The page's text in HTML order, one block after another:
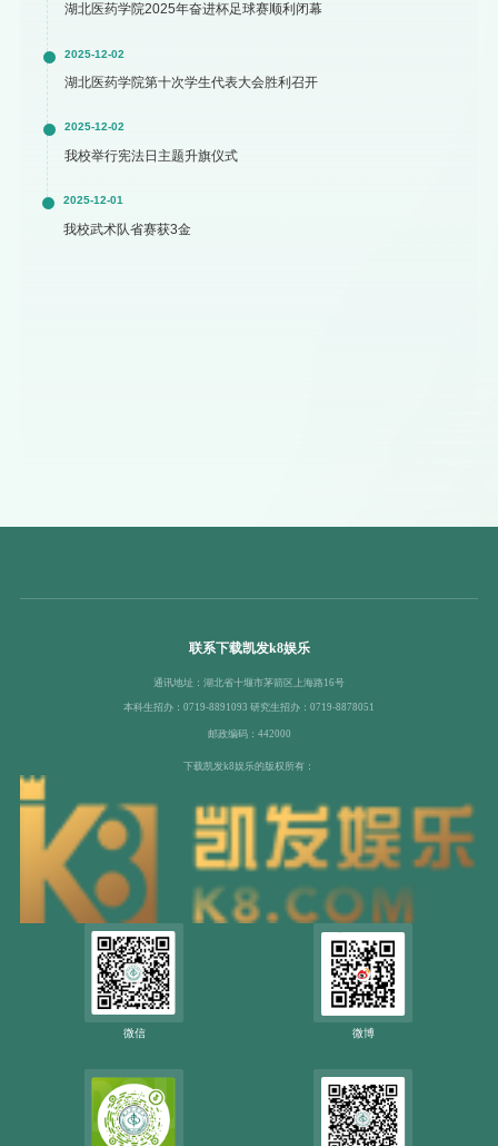
湖北医药学院2025年奋进杯足球赛顺利闭幕
2025-12-02
湖北医药学院第十次学生代表大会胜利召开
2025-12-02
我校举行宪法日主题升旗仪式
2025-12-01
我校武术队省赛获3金
联系下载凯发k8娱乐
通讯地址：湖北省十堰市茅箭区上海路16号
本科生招办：0719-8891093 研究生招办：0719-8878051
邮政编码：442000
下载凯发k8娱乐的版权所有：
微信 微博